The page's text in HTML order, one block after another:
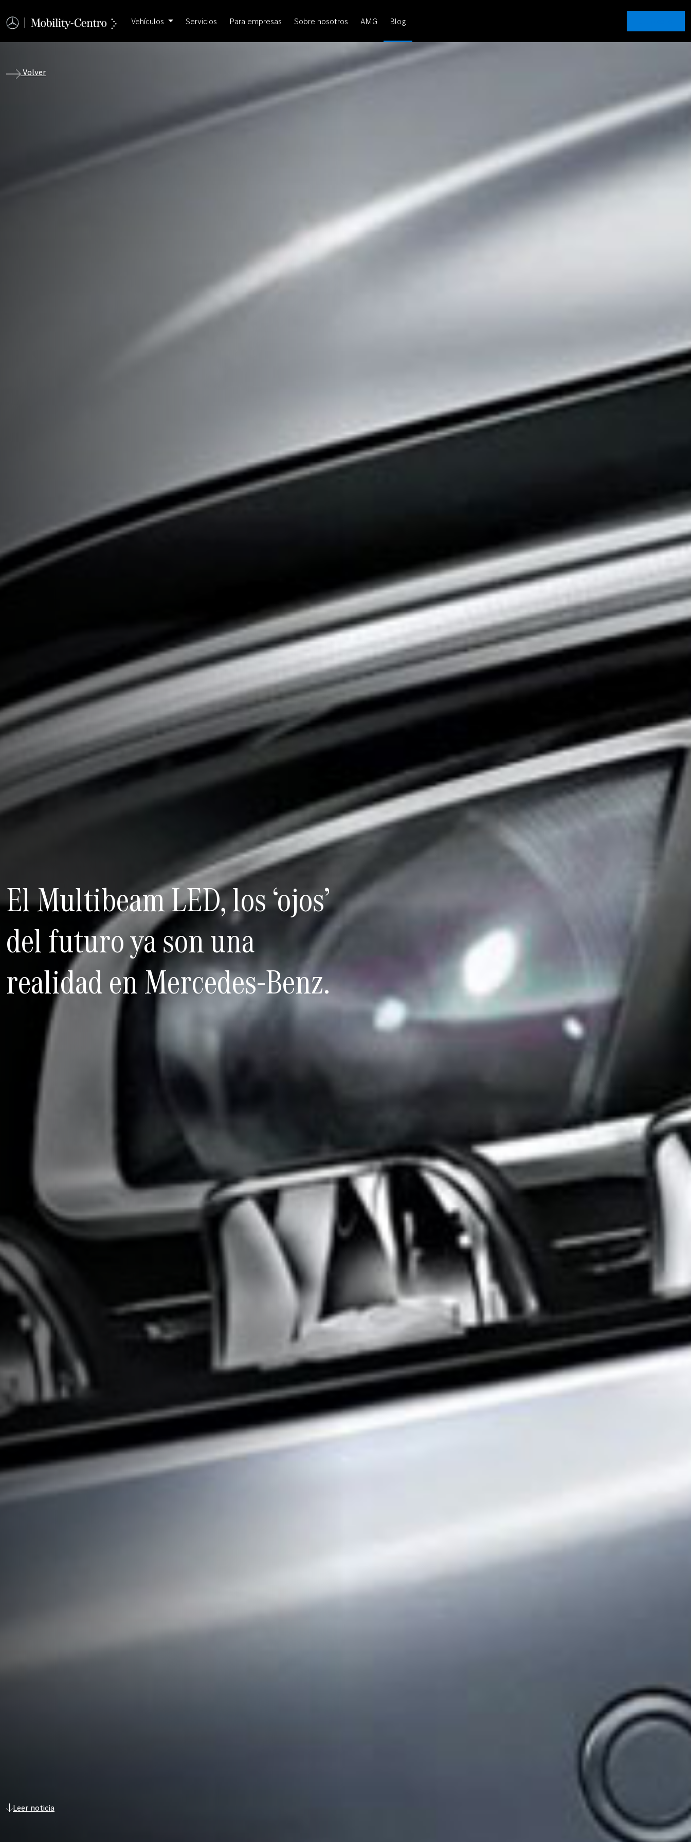
Vehículos Servicios Para empresas Sobre nosotros AMG Blog
Volver
El Multibeam LED, los ‘ojos’
del futuro ya son una
realidad en Mercedes-Benz.
Leer noticia